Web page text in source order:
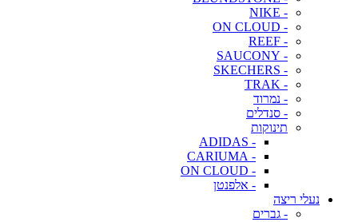
- NIKE
- ON CLOUD
- REEF
- SAUCONY
- SKECHERS
- TRAK
- נמרוד
- סנדלים
תינוקות
- ADIDAS
- CARIUMA
- ON CLOUD
- אלפנטן
נעלי ריצה
- גברים